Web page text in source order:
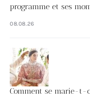
programme et ses
08.08.26
Comment se marie-t-